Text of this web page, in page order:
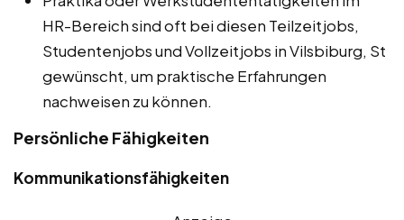
HR-Bereich sind oft bei diesen Teilzeitjobs,
Studentenjobs und Vollzeitjobs in Vilsbiburg, St
gewünscht, um praktische Erfahrungen
nachweisen zu können.
Persönliche Fähigkeiten
Kommunikationsfähigkeiten